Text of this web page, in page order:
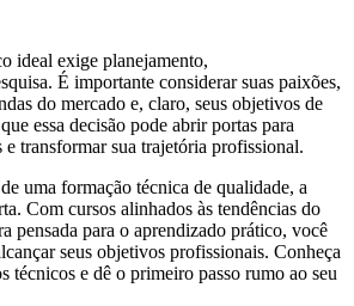
ideal exige planejamento,
É importante considerar suas paixões,
do mercado e, claro, seus objetivos de
essa decisão pode abrir portas para
transformar sua trajetória profissional.
uma formação técnica de qualidade, a
Com cursos alinhados às tendências do
pensada para o aprendizado prático, você
seus objetivos profissionais. Conheça
técnicos e dê o primeiro passo rumo ao seu